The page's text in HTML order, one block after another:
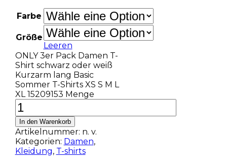
Farbe
Größe
Leeren
ONLY 3er Pack Damen T-
Shirt schwarz oder weiß
Kurzarm lang Basic
Sommer T-Shirts XS S M L
XL 15209153 Menge
In den Warenkorb
Artikelnummer: n. v.
Kategorien: Damen,
Kleidung, T-shirts